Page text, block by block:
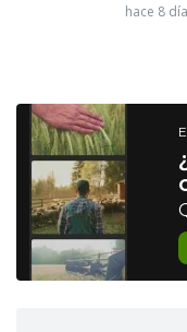
hace 8